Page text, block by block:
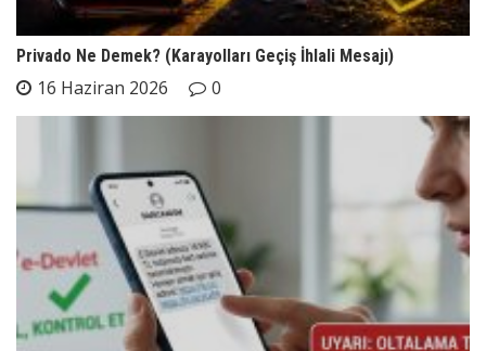
Privado Ne Demek? (Karayolları Geçiş İhlali Mesajı)
16 Haziran 2026 0